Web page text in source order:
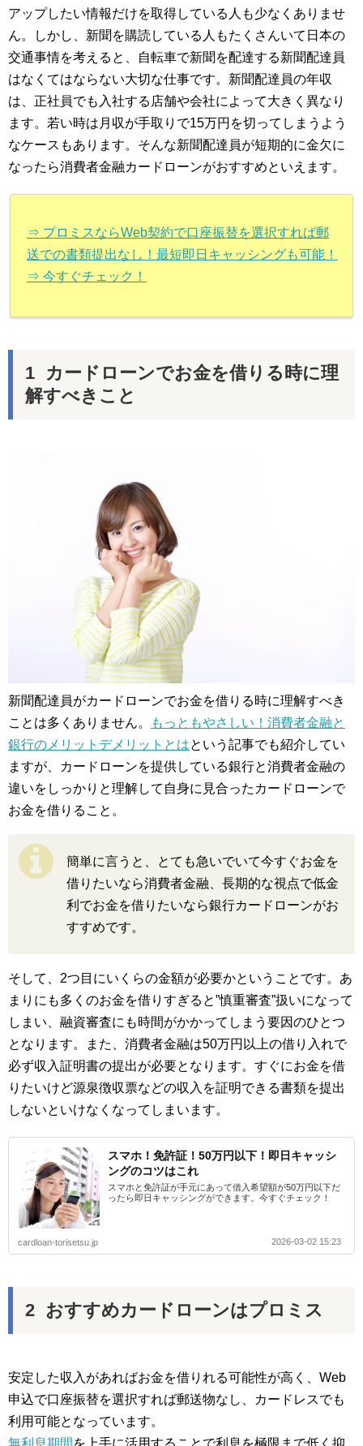
アップしたい情報だけを取得している人も少なくありませ
ん。しかし、新聞を購読している人もたくさんいて日本の
交通事情を考えると、自転車で新聞を配達する新聞配達員
はなくてはならない大切な仕事です。新聞配達員の年収
は、正社員でも入社する店舗や会社によって大きく異なり
ます。若い時は月収が手取りで15万円を切ってしまうよう
なケースもあります。そんな新聞配達員が短期的に金欠に
なったら消費者金融カードローンがおすすめといえます。
⇒ プロミスならWeb契約で口座振替を選択すれば郵
送での書類提出なし！最短即日キャッシングも可能！
⇒ 今すぐチェック！
カードローンでお金を借りる時に理
解すべきこと
新聞配達員がカードローンでお金を借りる時に理解すべき
ことは多くありません。
もっともやさしい！消費者金融と
銀行のメリットデメリットとはという記事でも紹介してい
ますが、カードローンを提供している銀行と消費者金融の
違いをしっかりと理解して自身に見合ったカードローンで
お金を借りること。
簡単に言うと、とても急いでいて今すぐお金を
借りたいなら消費者金融、長期的な視点で低金
利でお金を借りたいなら銀行カードローンがお
すすめです。
そして、2つ目にいくらの金額が必要かということです。あ
まりにも多くのお金を借りすぎると”慎重審査”扱いになって
しまい、融資審査にも時間がかかってしまう要因のひとつ
となります。また、消費者金融は50万円以上の借り入れで
必ず収入証明書の提出が必要となります。すぐにお金を借
りたいけど源泉徴収票などの収入を証明できる書類を提出
しないといけなくなってしまいます。
スマホ！免許証！50万円以下！即日キャッシ
ングのコツはこれ
スマホと免許証が手元にあって借入希望額が50万円以下だ
ったら即日キャッシングができます。今すぐチェック！
cardloan-torisetsu.jp 2026-03-02 15:23
おすすめカードローンはプロミス
安定した収入があればお金を借りれる可能性が高く、Web
申込で口座振替を選択すれば郵送物なし、カードレスでも
利用可能となっています。
無利息期間 を上手に活用することで利息を極限まで低く抑